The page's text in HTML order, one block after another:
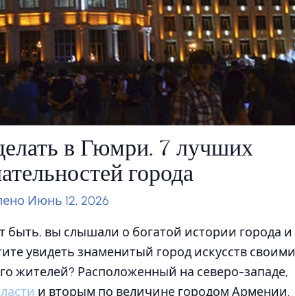
в Гюмри. 7 лучших
города
Июнь 12, 2026
быть, вы слышали о богатой истории города и
увидеть знаменитый город искусств своими
жителей? Расположенный на северо-западе,
и вторым по величине городом Армении.